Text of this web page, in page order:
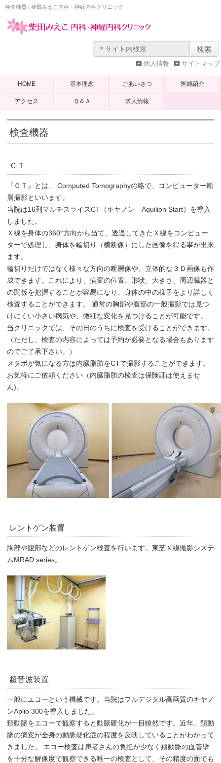
検査機器 | 柴田みえこ内科・神経内科クリニック
サイトマップ
個人情報
HOME 基本理念 ごあいさつ 医師紹介
アクセス Ｑ＆Ａ 求人情報
検査機器
ＣＴ
『ＣＴ』とは、 Computed Tomographyの略で、コンピューター断
層撮影といいます。
当院は16列マルチスライスCT（キヤノン Aquilion Start）を導入
しました。
Ｘ線を身体の360°方向から当て、透過してきたＸ線をコンピュー
ターで処理し、身体を輪切り（横断像）にした画像を得る事が出来
ます。
輪切りだけではなく様々な方向の断層像や、立体的な３Ｄ画像も作
成できます。これにより、病変の位置、形状、大きさ、周辺臓器と
の関係を把握することが容易になり、身体の中の様子をより詳しく
検査することができます。 通常の胸部や腹部の一般撮影では見つ
けにくい小さい病気や、微細な変化を見つけることが可能です。
当クリニックでは、その日のうちに検査を受けることができます。
（ただし、検査の内容によっては予約が必要となる場合もあります
のでご了承下さい。）
メタボが気になる方は内臓脂肪をCTで撮影することができます。
お気軽にご依頼ください（内臓脂肪の検査は保険証は使えませ
ん)。
レントゲン装置
胸部や腹部などのレントゲン検査を行います。東芝Ｘ線撮影システ
ムMRAD series。
超音波装置
一般にエコーという機械です。当院はフルデジタル高画質のキヤノ
ンAplio 300を導入しました。
頚動脈をエコーで観察すると動脈硬化が一目瞭然です。近年、頚動
脈の病変が全身の動脈硬化症の程度を反映していることがわかって
きました。 エコー検査は患者さんの負担が少なく頚動脈の血管壁
を十分な解像度で観察できる唯一の検査として、その精度の面でも